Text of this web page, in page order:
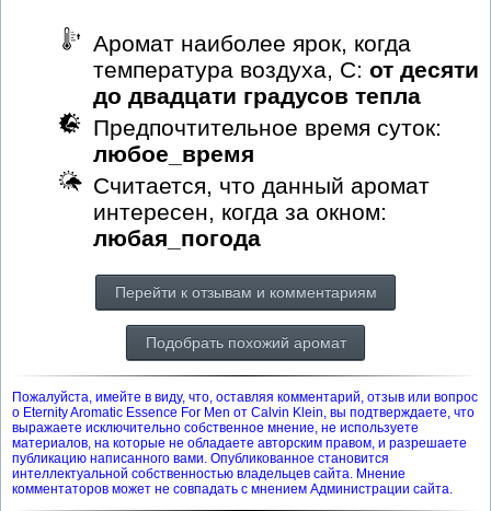
Аромат наиболее ярок, когда
температура воздуха, С: от десяти
до двадцати градусов тепла
Предпочтительное время суток:
любое_время
Считается, что данный аромат
интересен, когда за окном:
любая_погода
Перейти к отзывам и комментариям
Подобрать похожий аромат
Пожалуйста, имейте в виду, что, оставляя комментарий, отзыв или вопрос
о Eternity Aromatic Essence For Men от Calvin Klein, вы подтверждаете, что
выражаете исключительно собственное мнение, не используете
материалов, на которые не обладаете авторским правом, и разрешаете
публикацию написанного вами. Опубликованное становится
интеллектуальной собственностью владельцев сайта. Мнение
комментаторов может не совпадать с мнением Администрации сайта.